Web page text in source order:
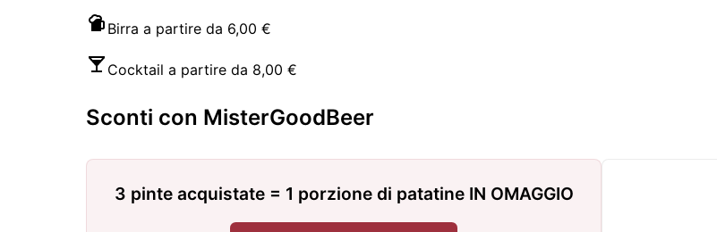
Birra a partire da 6,00 €
Cocktail a partire da 8,00 €
Sconti con MisterGoodBeer
3 pinte acquistate = 1 porzione di patatine IN OMAGGIO